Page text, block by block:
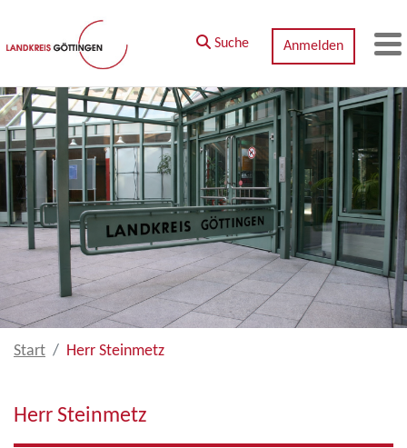
Zum Hauptinhalt springen
Suche Anmelden
Start Herr Steinmetz
Herr Steinmetz